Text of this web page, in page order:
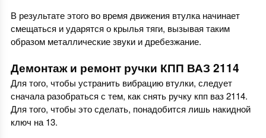
В результате этого во время движения втулка начинает
смещаться и ударятся о крылья тяги, вызывая таким
образом металлические звуки и дребезжание.
Демонтаж и ремонт ручки КПП ВАЗ 2114
Для того, чтобы устранить вибрацию втулки, следует
сначала разобраться с тем, как снять ручку кпп ваз 2114.
Для того, чтобы это сделать, понадобится лишь накидной
ключ на 13.